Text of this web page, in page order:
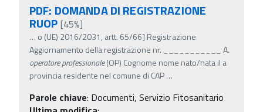
PDF: DOMANDA DI REGISTRAZIONE
RUOP [45%]
… o (UE) 2016/2031, artt. 65/66] Registrazione
Aggiornamento della registrazione nr. ___________ A.
operatoreprofessionale(OP) Cognome nome nato/nata il a
provincia residente nel comune di CAP…
Parole chiave: Documenti, Servizio Fitosanitario